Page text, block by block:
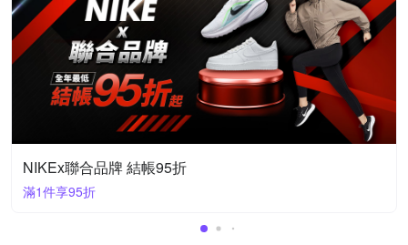
NIKEx聯合品牌 結帳95折
滿1件享95折